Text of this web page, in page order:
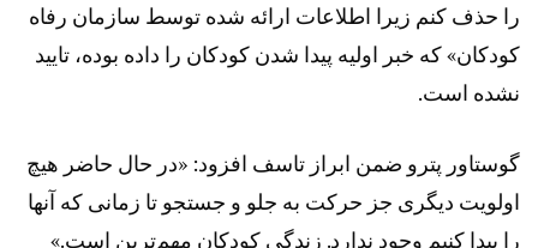
را حذف کنم زیرا اطلاعات ارائه شده توسط سازمان رفاه
کودکان» که خبر اولیه پیدا شدن کودکان را داده بوده، تایید
نشده است.
گوستاور پترو ضمن ابراز تاسف افزود: «در حال حاضر هیچ
اولویت دیگری جز حرکت به جلو و جستجو تا زمانی که آنها
را پیدا کنیم وجود ندارد. زندگی کودکان مهم‌ترین است.»